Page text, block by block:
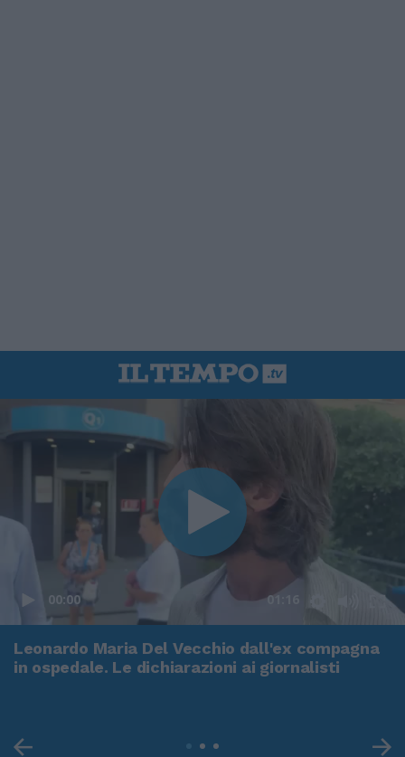
00:00 01:16
Leonardo Maria Del Vecchio dall'ex compagna
in ospedale. Le dichiarazioni ai giornalisti